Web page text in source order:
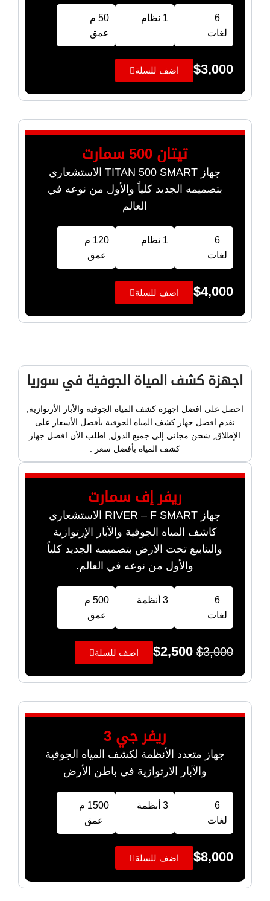
6
لغات
1 نظام
50 م
عمق
$3,000 اضف للسلة
تيتان 500 سمارت
جهاز TITAN 500 SMART الاستشعاري
بتصميمه الجديد كلياً والأول من نوعه في
العالم
6
لغات
1 نظام
120 م
عمق
$4,000 اضف للسلة
اجهزة كشف المياة الجوفية في سوريا
احصل على افضل اجهزة كشف المياه الجوفية والأبار الأرتوازية,
نقدم افضل جهاز كشف المياه الجوفية بأفضل الأسعار على
الإطلاق, شحن مجاني إلى جميع الدول, اطلب الأن افضل جهاز
كشف المياه بأفضل سعر .
ريفر إف سمارت
جهاز RIVER – F SMART الاستشعاري
كاشف المياه الجوفية والآبار الإرتوازية
والينابيع تحت الارض بتصميمه الجديد كلياً
والأول من نوعه في العالم.
6
لغات
3 أنظمة
500 م
عمق
$3,000
$2,500 اضف للسلة
ريفر جي 3
جهاز متعدد الأنظمة لكشف المياه الجوفية
والآبار الارتوازية في باطن الأرض
6
لغات
3 أنظمة
1500 م
عمق
$8,000 اضف للسلة